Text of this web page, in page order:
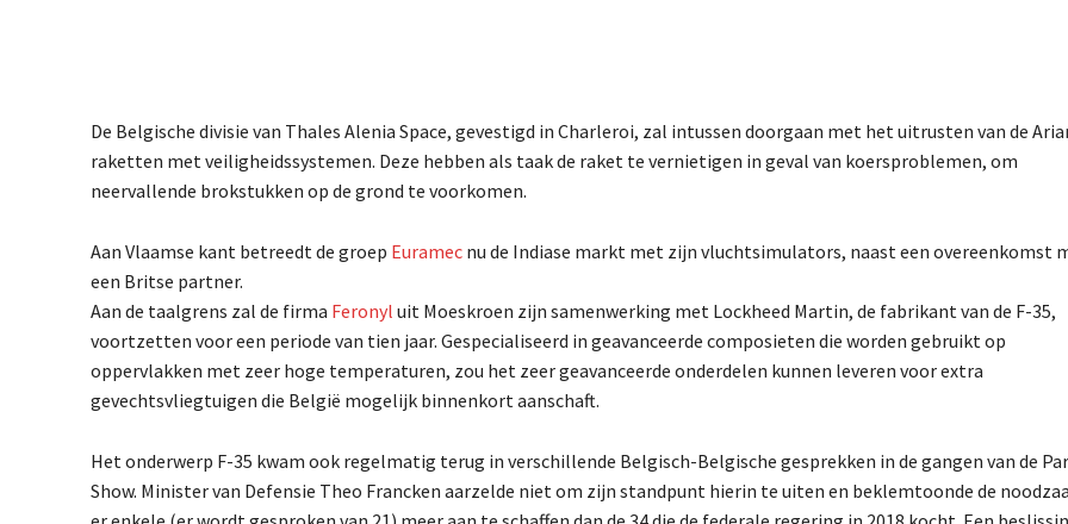
De Belgische divisie van Thales Alenia Space, gevestigd in Charleroi, zal intussen doorgaan met het uitrusten van de
raketten met veiligheidssystemen. Deze hebben als taak de raket te vernietigen in geval van koersproblemen, om
neervallende brokstukken op de grond te voorkomen.
Aan Vlaamse kant betreedt de groep Euramec nu de Indiase markt met zijn vluchtsimulators, naast een overeenkomst
een Britse partner.
Aan de taalgrens zal de firma Feronyl uit Moeskroen zijn samenwerking met Lockheed Martin, de fabrikant van de F-35,
voortzetten voor een periode van tien jaar. Gespecialiseerd in geavanceerde composieten die worden gebruikt op
oppervlakken met zeer hoge temperaturen, zou het zeer geavanceerde onderdelen kunnen leveren voor extra
gevechtsvliegtuigen die België mogelijk binnenkort aanschaft.
Het onderwerp F-35 kwam ook regelmatig terug in verschillende Belgisch-Belgische gesprekken in de gangen van de
Show. Minister van Defensie Theo Francken aarzelde niet om zijn standpunt hierin te uiten en beklemtoonde de